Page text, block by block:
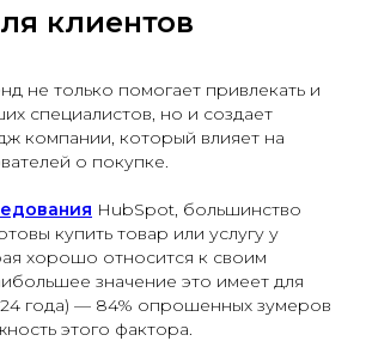
клиентов
не только помогает привлекать и
специалистов, но и создает
компании, который влияет на
о покупке.
HubSpot, большинство
купить товар или услугу у
хорошо относится к своим
значение это имеет для
года) — 84% опрошенных зумеров
этого фактора.